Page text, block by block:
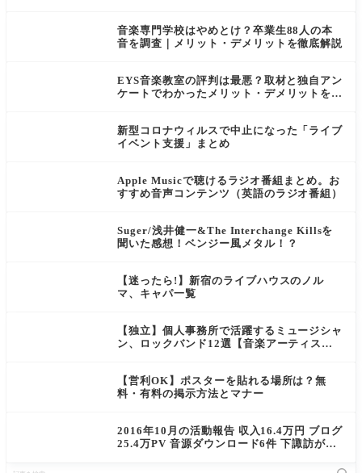
音楽専門学校はやめとけ？卒業生88人の本
音を調査｜メリット・デメリットを徹底解説
EYS音楽教室の評判は最悪？取材と独自アン
ケートでわかったメリット・デメリットを徹
新型コロナウィルスで中止になった「ライブ
イベント支援」まとめ
Apple Musicで聴けるラジオ番組まとめ。お
すすめ音声コンテンツ（英語のラジオ番組）
Suger/浅井健一&The Interchange Killsを
聞いた感想！ベンジー風メタル！？
【迷ったら!】新宿のライブハウスのノル
マ、キャパ一覧
【独立】個人事務所で活躍するミュージシャ
ン、ロックバンド12選【音楽アーティス
【営利OK】ポスターを貼れる場所は？無
料・有料の掲示方法とマナー
2016年10月の活動報告 収入16.4万円 ブログ
25.4万PV 音源ダウンロード6件 下諏訪が楽